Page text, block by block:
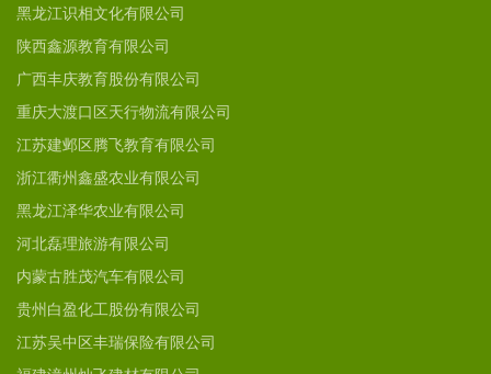
黑龙江识相文化有限公司
陕西鑫源教育有限公司
广西丰庆教育股份有限公司
重庆大渡口区天行物流有限公司
江苏建邺区腾飞教育有限公司
浙江衢州鑫盛农业有限公司
黑龙江泽华农业有限公司
河北磊理旅游有限公司
内蒙古胜茂汽车有限公司
贵州白盈化工股份有限公司
江苏吴中区丰瑞保险有限公司